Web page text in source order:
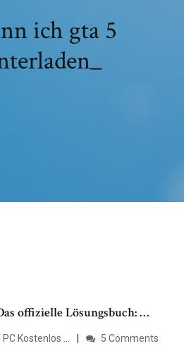
ich gta 5
offizielle Lösungsbuch: …
Kostenlos … 5 Comments